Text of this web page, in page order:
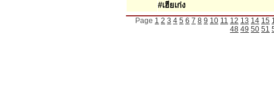
#เฮียเก่ง
Page 1 2 3 4 5 6 7 8 9 10 11 12 13 14 15
48 49 50 51